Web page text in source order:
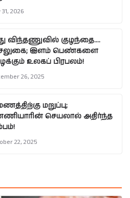
31, 2026
விந்தணுவில் குழந்தை….
இளம் பெண்களை
உலகப் பிரபலம்!
26, 2025
மறுப்பு;
செயலால் அதிர்ந்த
22, 2025